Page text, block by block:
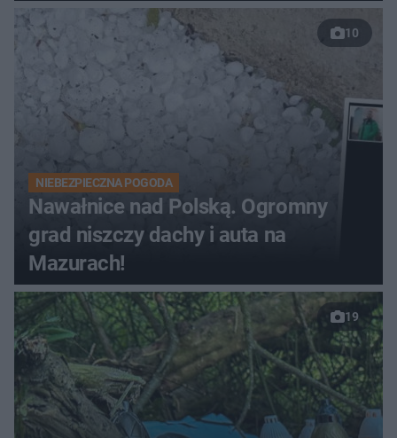
10
NIEBEZPIECZNA POGODA
Nawałnice nad Polską. Ogromny
grad niszczy dachy i auta na
Mazurach!
19